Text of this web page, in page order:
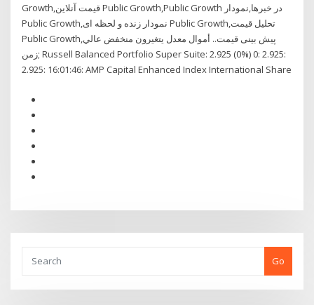
Growth,قیمت آنلاین Public Growth,Public Growth در خبرها,نمودار
Public Growth,نمودار زنده و لحظه ای Public Growth,تحلیل قیمت
Public Growth,پیش بینی قیمت.. أموال معدل يتغيرون منخفض عالي
زمن; Russell Balanced Portfolio Super Suite: 2.925 (0%) 0: 2.925:
2.925: 16:01:46: AMP Capital Enhanced Index International Share
Go